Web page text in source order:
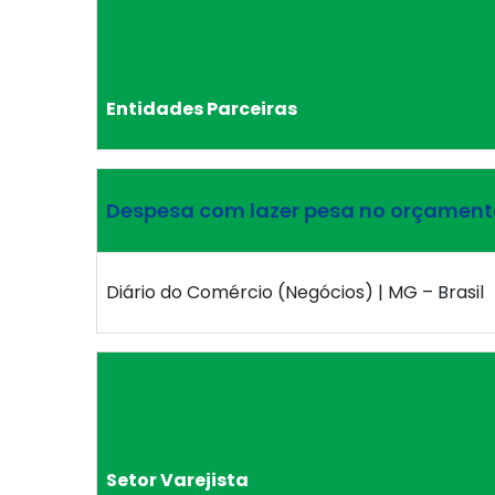
Entidades Parceiras
Despesa com lazer pesa no
Diário do Comércio (Negócios) | MG – Brasil
Setor Varejista